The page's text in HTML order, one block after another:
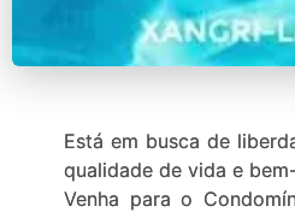
Está em busca de
qualidade de vida e
Venha para o